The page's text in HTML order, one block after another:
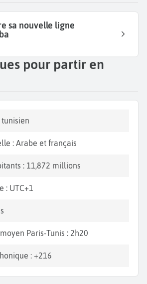
sa nouvelle ligne
pour partir en
tunisien
: Arabe et français
: 11,872 millions
: UTC+1
Paris-Tunis : 2h20
: +216